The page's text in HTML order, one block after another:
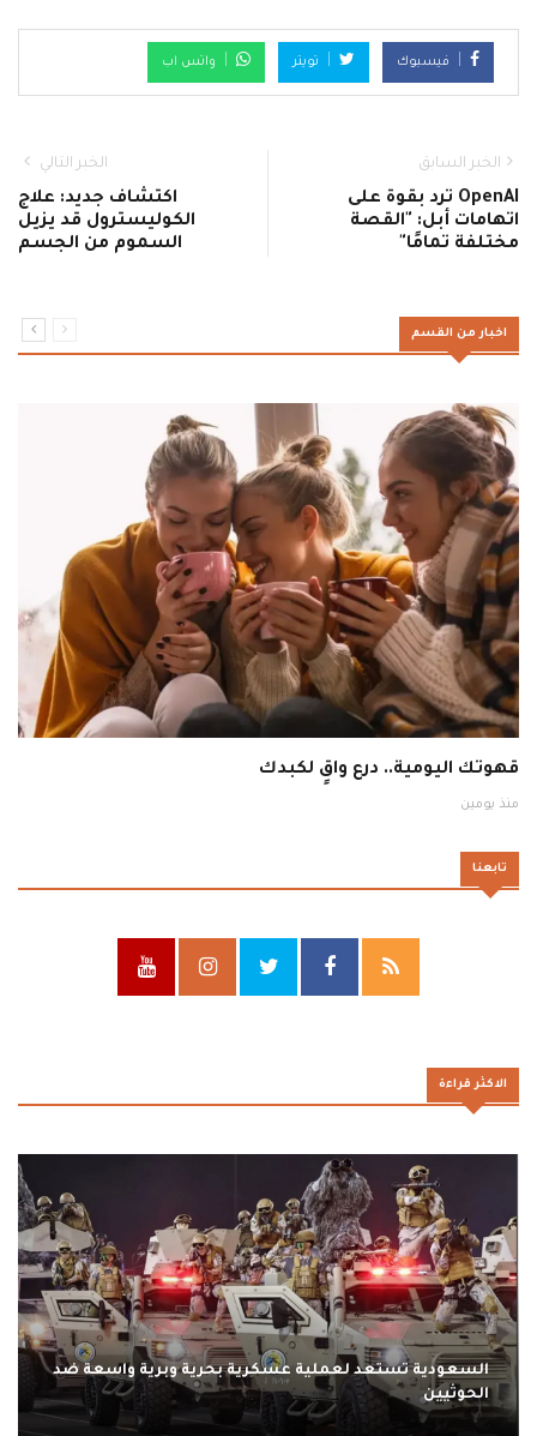
فيسبوك تويتر واتس اب
الخبر السابق
OpenAI ترد بقوة على
اتهامات أبل: "القصة
مختلفة تمامًا"
الخبر التالي
اكتشاف جديد: علاج
الكوليسترول قد يزيل
السموم من الجسم
اخبار من القسم
قهوتك اليومية.. درع واقٍ لكبدك
منذ يومين
تابعنا
الاكثر قراءة
السعودية تستعد لعملية عسكرية بحرية وبرية واسعة ضد
الحوثيين